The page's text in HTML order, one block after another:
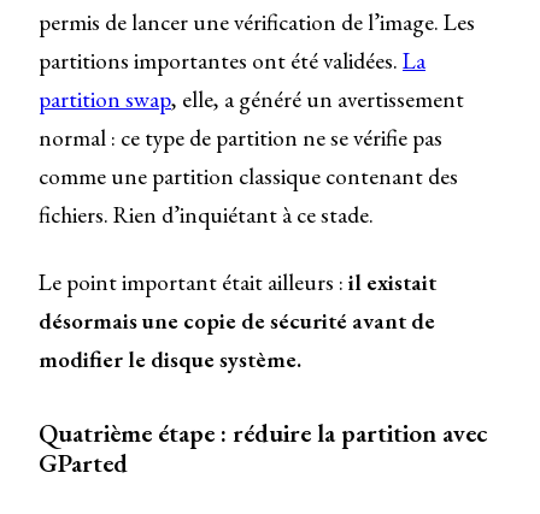
permis de lancer une vérification de l’image. Les
partitions importantes ont été validées. La
partition swap, elle, a généré un avertissement
normal : ce type de partition ne se vérifie pas
comme une partition classique contenant des
fichiers. Rien d’inquiétant à ce stade.
Le point important était ailleurs : il existait
désormais une copie de sécurité avant de
modifier le disque système.
Quatrième étape : réduire la partition avec
GParted